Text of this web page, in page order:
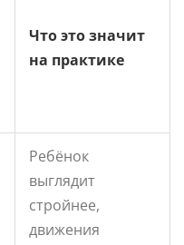
Что это значит
на практике
Ребёнок
выглядит
стройнее,
движения